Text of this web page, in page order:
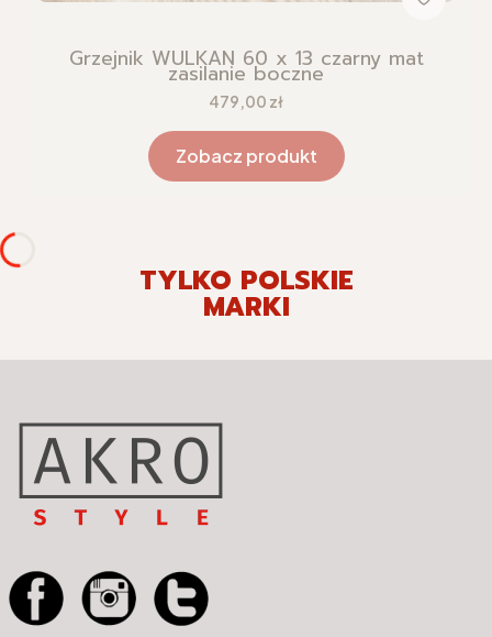
Grzejnik WULKAN 60 x 13 czarny mat
zasilanie boczne
Cena
479,00 zł
Zobacz produkt
TYLKO POLSKIE
MARKI